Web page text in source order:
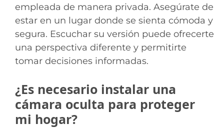
empleada de manera privada. Asegúrate de
estar en un lugar donde se sienta cómoda y
segura. Escuchar su versión puede ofrecerte
una perspectiva diferente y permitirte
tomar decisiones informadas.
¿Es necesario instalar una
cámara oculta para proteger
mi hogar?